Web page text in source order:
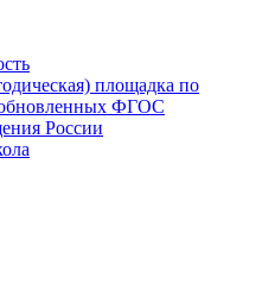
площадка по
обновленных ФГОС
России